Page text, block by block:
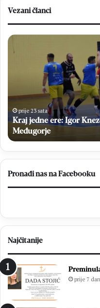
Vezani članci
Kraj
oprostio
se
od
HRK
Međugorje
prije 23 sata
Kraj jedne ere: Igor
Međugorje
Pronađi nas na Facebooku
Najčitanije
prije 7